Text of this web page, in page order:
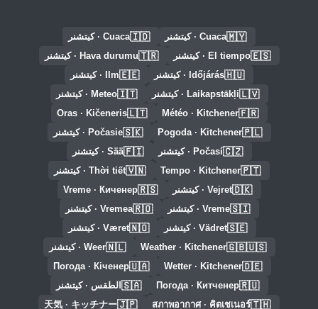
🇲🇾Cuaca · كيتشنر 🇮🇩Cuaca · كيتشنر
🇪🇸El tiempo · كيتشنر 🇹🇷Hava durumu · كيتشنر
🇭🇺Időjárás · كيتشنر 🇪🇪Ilm · كيتشنر
🇱🇻Laikapstākļi · كيتشنر 🇮🇹Meteo · كيتشنر
🇫🇷
Météo · Kitchener
🇱🇹
Oras · Kičeneris
🇵🇱
Pogoda · Kitchener
🇸🇰Počasie · كيتشنر
🇨🇿Počasí · كيتشنر 🇫🇮Sää · كيتشنر
🇵🇹
Tempo · Kitchener
🇻🇳Thời tiết · كيتشنر
🇩🇰Vejret · كيتشنر 🇷🇸
Vreme · Киченер
🇸🇮Vreme · كيتشنر 🇷🇴Vremea · كيتشنر
🇸🇪Vädret · كيتشنر 🇳🇴Været · كيتشنر
🇬🇧🇺🇸
Weather · Kitchener
🇳🇱Weer · كيتشنر
🇩🇪
Wetter · Kitchener
🇺🇦
Погода · Кіченер
🇷🇺
Погода · Китченер
🇸🇦 الطقس · كيتشنر
🇹🇭
สภาพอากาศ · คิตเชเนอร์
🇯🇵
天気 · キッチナー